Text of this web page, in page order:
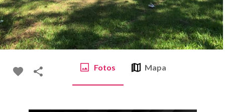
Fotos Mapa